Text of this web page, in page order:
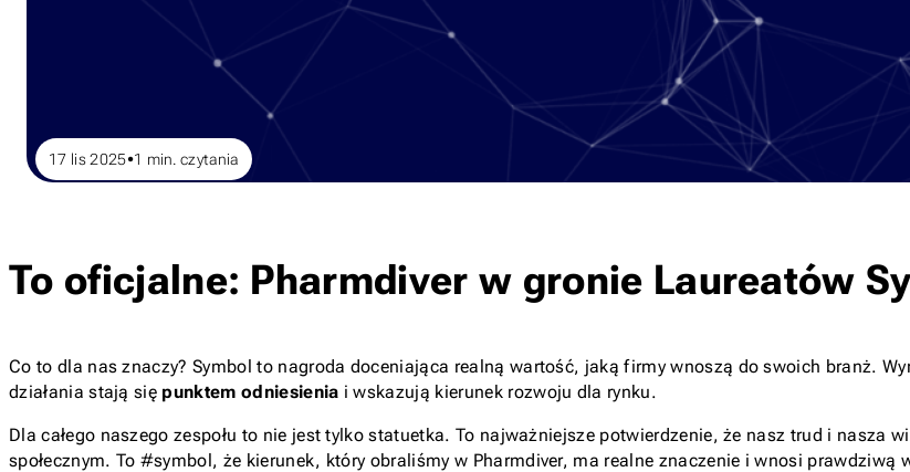
17 lis 2025 1 min. czytania
To oficjalne: Pharmdiver w gronie Laureatów
Co to dla nas znaczy? Symbol to nagroda doceniająca realną wartość, jaką firmy wnoszą do swoich branż.
działania stają się punktem odniesienia i wskazują kierunek rozwoju dla rynku.
Dla całego naszego zespołu to nie jest tylko statuetka. To najważniejsze potwierdzenie, że nasz trud i nasza
społecznym. To #symbol, że kierunek, który obraliśmy w Pharmdiver, ma realne znaczenie i wnosi prawdziwą